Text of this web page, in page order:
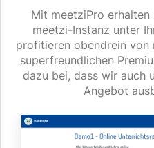
Mit meetziPro erhalten
meetzi-Instanz unter
profitieren obendrein von
superfreundlichen
dazu bei, dass wir auch
Angebot